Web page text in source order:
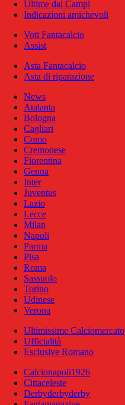
Ultime dai Campi
Indicazioni amichevoli
Voti Fantacalcio
Assist
Asta Fantacalcio
Asta di riparazione
News
Atalanta
Bologna
Cagliari
Como
Cremonese
Fiorentina
Genoa
Inter
Juventus
Lazio
Lecce
Milan
Napoli
Parma
Pisa
Roma
Sassuolo
Torino
Udinese
Verona
Ultimissime Calciomercato
Ufficialità
Esclusive Romano
Calcionapoli1926
Cittaceleste
Derbyderbyderby